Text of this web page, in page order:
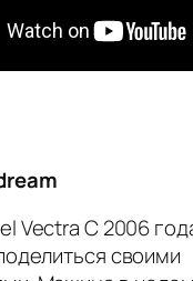
Vectra C 2006
своими